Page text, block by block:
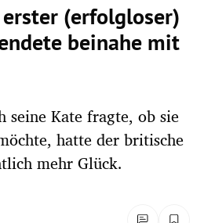
(erfolgloser)
beinahe mit
seine Kate fragte, ob sie
hatte der britische
mehr Glück.